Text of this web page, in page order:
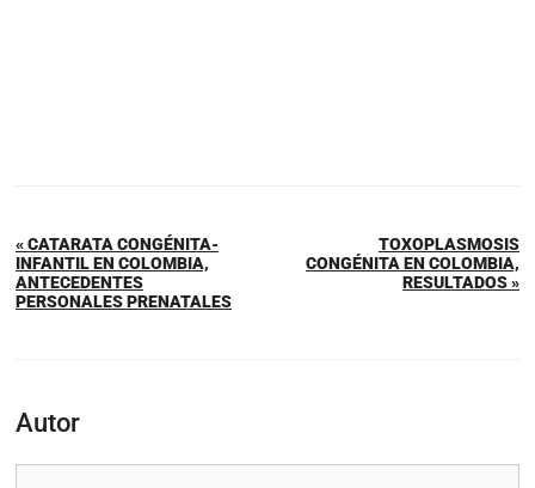
« CATARATA CONGÉNITA-
INFANTIL EN COLOMBIA,
ANTECEDENTES
PERSONALES PRENATALES
TOXOPLASMOSIS
CONGÉNITA EN COLOMBIA,
RESULTADOS »
Autor